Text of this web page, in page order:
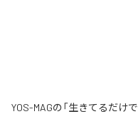
YOS-MAGの「生きてるだけ